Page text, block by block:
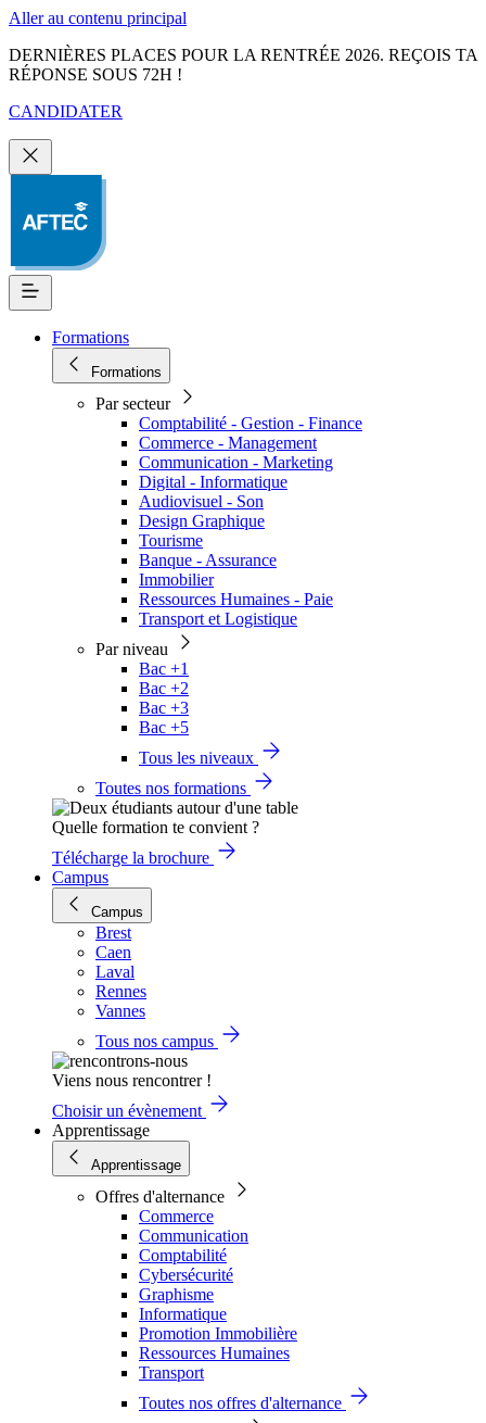
Aller au contenu principal
DERNIÈRES PLACES POUR LA RENTRÉE 2026. REÇOIS TA
RÉPONSE SOUS 72H !
CANDIDATER
Formations
Formations
Par secteur
Comptabilité - Gestion - Finance
Commerce - Management
Communication - Marketing
Digital - Informatique
Audiovisuel - Son
Design Graphique
Tourisme
Banque - Assurance
Immobilier
Ressources Humaines - Paie
Transport et Logistique
Par niveau
Bac +1
Bac +2
Bac +3
Bac +5
Tous les niveaux
Toutes nos formations
Quelle formation te convient ?
Télécharge la brochure
Campus
Campus
Brest
Caen
Laval
Rennes
Vannes
Tous nos campus
Viens nous rencontrer !
Choisir un évènement
Apprentissage
Apprentissage
Offres d'alternance
Commerce
Communication
Comptabilité
Cybersécurité
Graphisme
Informatique
Promotion Immobilière
Ressources Humaines
Transport
Toutes nos offres d'alternance